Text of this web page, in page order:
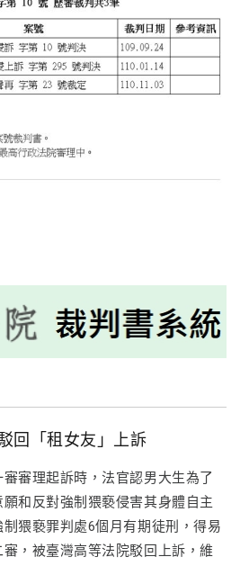
回「租女友」上訴
審理起訴時，法官認男大生為了
和反對強制猥褻侵害其身體自主
猥褻罪判處6個月有期徒刑，得易
，被臺灣高等法院駁回上訴，維